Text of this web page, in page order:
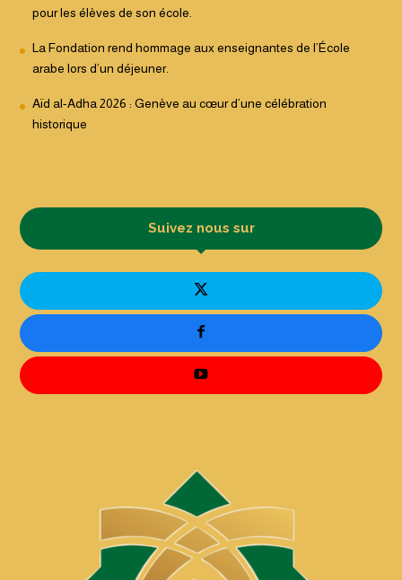
pour les élèves de son école.
La Fondation rend hommage aux enseignantes de l’École
arabe lors d’un déjeuner.
Aïd al-Adha 2026 : Genève au cœur d’une célébration
historique
Suivez nous sur